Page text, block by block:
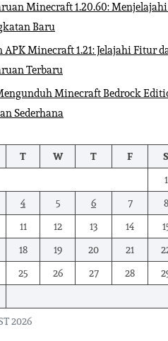
Minecraft 1.20.60:
Baru
APK Minecraft 1.21: Jelajahi Fitur
Terbaru
Minecraft Bedrock
Sederhana
2026
T W T F S
1
4 5 6 7 8
11 12 13 14
18 19 20 21
25 26 27 28